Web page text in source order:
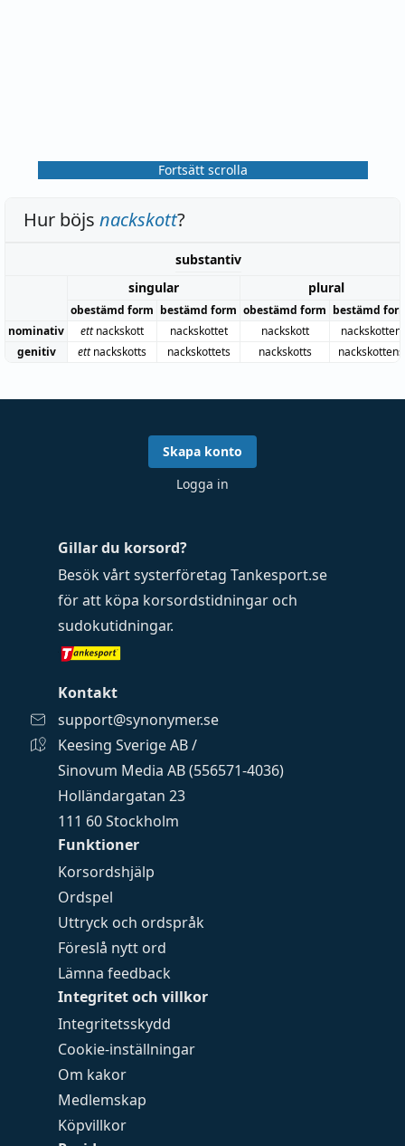
Fortsätt scrolla
Hur böjs nackskott?
substantiv
singular
plural
obestämd form bestämd form obestämd form bestämd
nominativ
ettnackskott nackskottet nackskott
nackskotten
genitiv
ettnackskotts nackskottets nackskotts nackskottens
Funktioner
Korsordshjälp
Ordspel
Uttryck och ordspråk
Föreslå nytt ord
Lämna feedback
Integritet och villkor
Integritetsskydd
Cookie-inställningar
Om kakor
Medlemskap
Köpvillkor
Gillar du korsord?
Besök vårt systerföretag Tankesport.se
för att köpa korsordstidningar och
sudokutidningar.
Kontakt
support@synonymer.se
Keesing Sverige AB /
Sinovum Media AB (556571-4036)
Holländargatan 23
111 60 Stockholm
Skapa konto
Logga in